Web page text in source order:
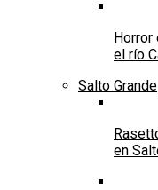
Horror
el río
Salto Grande
en